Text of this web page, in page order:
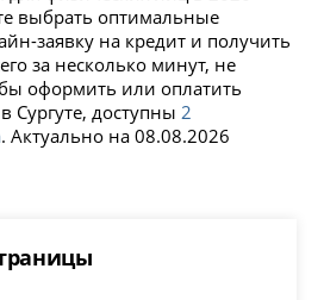
выбрать оптимальные
заявку на кредит и получить
за несколько минут, не
оформить или оплатить
Сургуте, доступны2
. Актуально на 08.08.2026